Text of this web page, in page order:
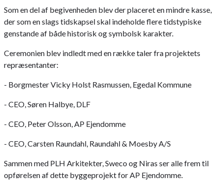
Som en del af begivenheden blev der placeret en mindre kasse,
der som en slags tidskapsel skal indeholde flere tidstypiske
genstande af både historisk og symbolsk karakter.
Ceremonien blev indledt med en række taler fra projektets
repræsentanter:
- Borgmester Vicky Holst Rasmussen, Egedal Kommune
- CEO, Søren Halbye, DLF
- CEO, Peter Olsson, AP Ejendomme
- CEO, Carsten Raundahl, Raundahl & Moesby A/S
Sammen med PLH Arkitekter, Sweco og Niras ser alle frem til
opførelsen af dette byggeprojekt for AP Ejendomme.